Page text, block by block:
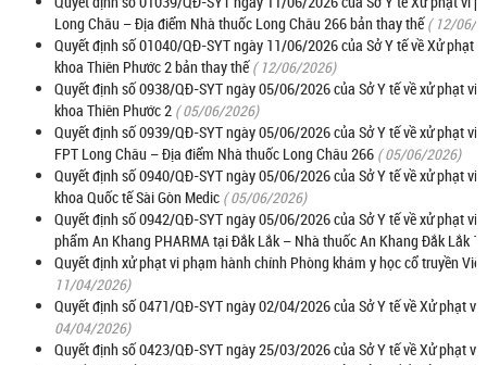
Long Châu – Địa điểm Nhà thuốc Long Châu 266 bản thay thế ( 12/06/
Quyết định số 01040/QĐ-SYT ngày 11/06/2026 của Sở Y tế về Xử phạt
khoa Thiên Phước 2 bản thay thế ( 12/06/2026)
Quyết định số 0938/QĐ-SYT ngày 05/06/2026 của Sở Y tế về xử phạt
khoa Thiên Phước 2 ( 05/06/2026)
Quyết định số 0939/QĐ-SYT ngày 05/06/2026 của Sở Y tế về xử phạt
FPT Long Châu – Địa điểm Nhà thuốc Long Châu 266 ( 05/06/2026)
Quyết định số 0940/QĐ-SYT ngày 05/06/2026 của Sở Y tế về xử phạt
khoa Quốc tế Sài Gòn Medic ( 05/06/2026)
Quyết định số 0942/QĐ-SYT ngày 05/06/2026 của Sở Y tế về xử phạt
phẩm An Khang PHARMA tại Đắk Lắk – Nhà thuốc An Khang Đắk Lắk
Quyết định xử phạt vi phạm hành chính Phòng khám y học cổ truyền
11/04/2026)
Quyết định số 0471/QĐ-SYT ngày 02/04/2026 của Sở Y tế về Xử phạt
04/04/2026)
Quyết định số 0423/QĐ-SYT ngày 25/03/2026 của Sở Y tế về Xử phạt